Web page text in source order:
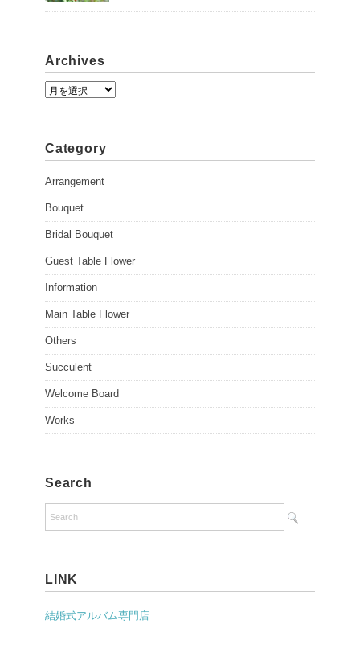
Archives
h
i
v
e
s
Category
Arrangement
Bouquet
Bridal Bouquet
Guest Table Flower
Information
Main Table Flower
Others
Succulent
Welcome Board
Works
Search
LINK
結婚式アルバム専門店